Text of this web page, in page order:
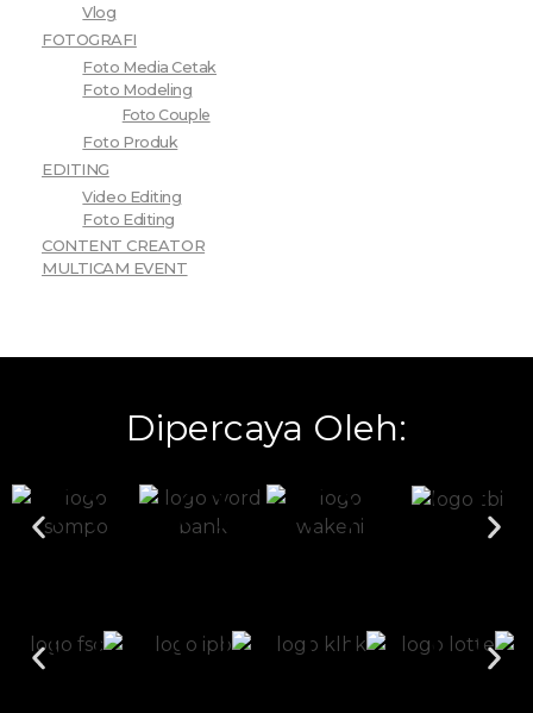
Vlog
FOTOGRAFI
Foto Media Cetak
Foto Modeling
Foto Couple
Foto Produk
EDITING
Video Editing
Foto Editing
CONTENT CREATOR
MULTICAM EVENT
Dipercaya Oleh: